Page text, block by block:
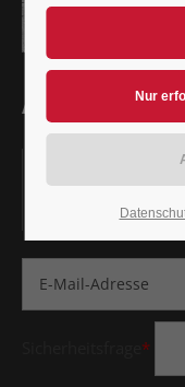
ALLE
Sei dabei wenn
Abonniere unsere
*